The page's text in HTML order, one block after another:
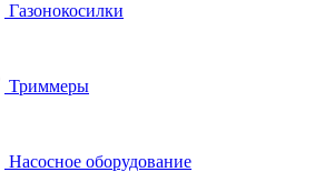
Газонокосилки
Триммеры
Насосное оборудование